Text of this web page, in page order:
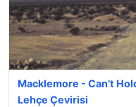
Macklemore - Can’t
Lehçe Çevirisi